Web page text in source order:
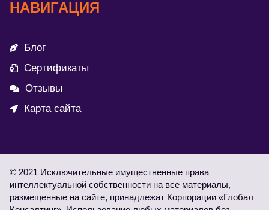
НАВИГАЦИЯ
Блог
Сертификаты
Отзывы
Карта сайта
© 2021 Исключительные имущественные права
интеллектуальной собственности на все материалы,
размещенные на сайте, принадлежат Корпорации «Глобал